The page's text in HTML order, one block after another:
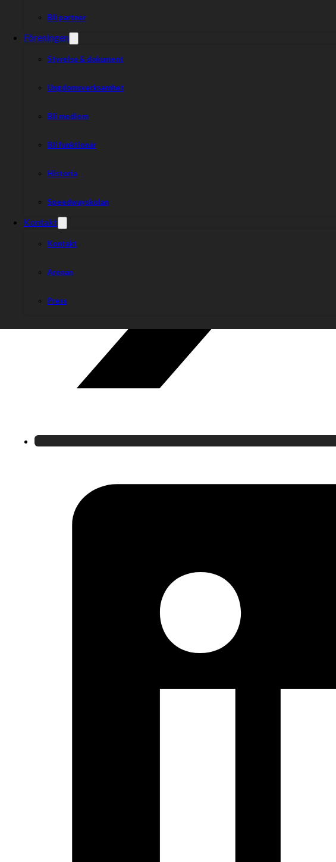
Bli partner
Föreningen
Styrelse & dokument
Ungdomsverksamhet
Bli medlem
Bli funktionär
Historia
Speedwayskolan
Kontakt
Kontakt
Arenan
Press